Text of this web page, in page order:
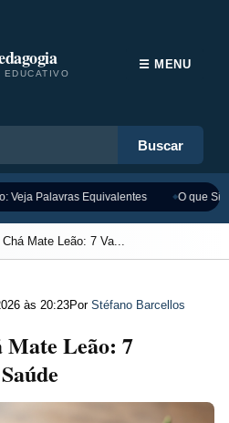
EDUCATIVO
Buscar
☰ MENU
Veja Palavras Equivalentes O que
Mate Leão: 7 Va...
às 20:23Por Stéfano Barcellos
Mate Leão: 7